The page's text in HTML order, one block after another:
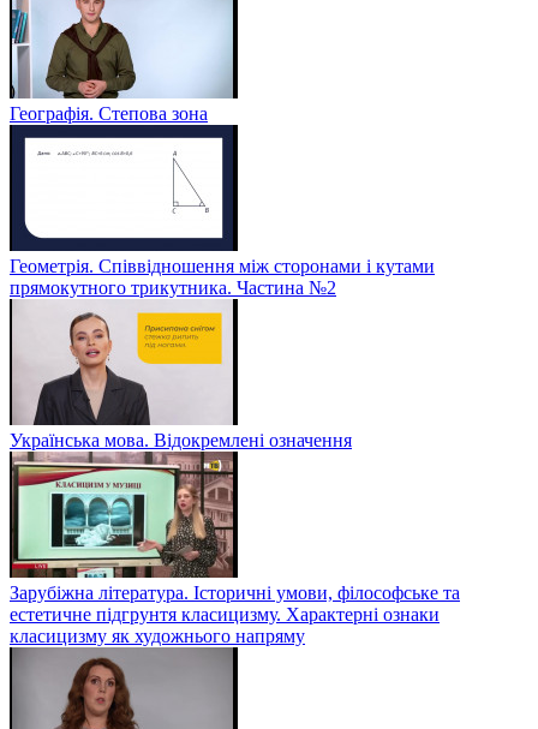
Географія. Степова зона
Геометрія. Співвідношення між сторонами і кутами
прямокутного трикутника. Частина №2
Українська мова. Відокремлені означення
Зарубіжна література. Історичні умови, філософське та
естетичне підгрунтя класицизму. Характерні ознаки
класицизму як художнього напряму